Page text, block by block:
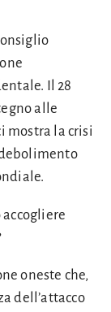
Il 28
alle
mostra la crisi
oneste che,
dell’attacco